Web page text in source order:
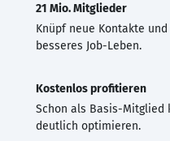
21 Mio. Mitglieder
Knüpf neue Kontakte
besseres Job-Leben.
Kostenlos profitieren
Schon als Basis-Mitglied
deutlich optimieren.